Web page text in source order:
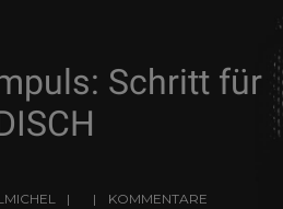
Schritt für
KOMMENTARE